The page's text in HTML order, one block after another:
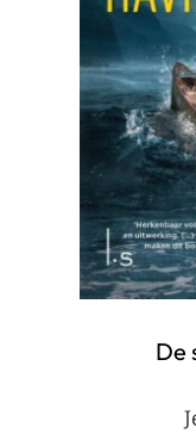
De